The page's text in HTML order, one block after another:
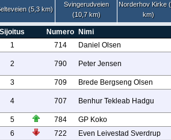
(5,3 km)
Svingerudveien
(10,7 km)
Norderhov Kirke
km)
Sijoitus Numero
Nimi
1
714 Daniel Olsen
2 790 Peter Jensen
3 709 Brede Bergseng Olsen
4 707 Benhur Tekleab Hadgu
5 784
GP Koko
6
722
Even Leivestad Sverdrup